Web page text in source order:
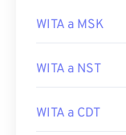
WITA a MSK
WITA a NST
WITA a CDT